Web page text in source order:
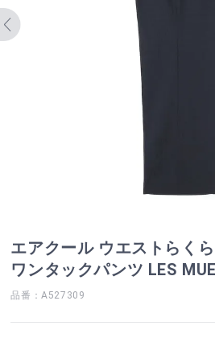
エアクール ウエストらく
ワンタックパンツ LES
品番：A527309